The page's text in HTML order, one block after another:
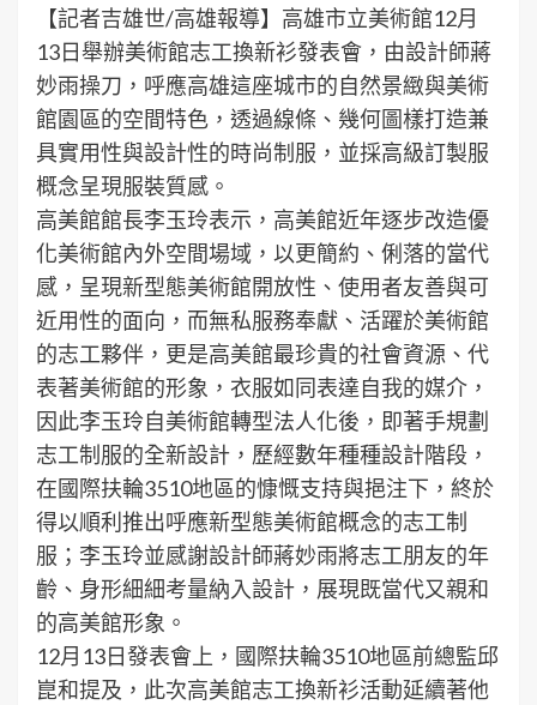
【記者吉雄世/高雄報導】高雄市立美術館12月
13日舉辦美術館志工換新衫發表會，由設計師蔣
妙雨操刀，呼應高雄這座城市的自然景緻與美術
館園區的空間特色，透過線條、幾何圖樣打造兼
具實用性與設計性的時尚制服，並採高級訂製服
概念呈現服裝質感。
高美館館長李玉玲表示，高美館近年逐步改造優
化美術館內外空間場域，以更簡約、俐落的當代
感，呈現新型態美術館開放性、使用者友善與可
近用性的面向，而無私服務奉獻、活躍於美術館
的志工夥伴，更是高美館最珍貴的社會資源、代
表著美術館的形象，衣服如同表達自我的媒介，
因此李玉玲自美術館轉型法人化後，即著手規劃
志工制服的全新設計，歷經數年種種設計階段，
在國際扶輪3510地區的慷慨支持與挹注下，終於
得以順利推出呼應新型態美術館概念的志工制
服；李玉玲並感謝設計師蔣妙雨將志工朋友的年
齡、身形細細考量納入設計，展現既當代又親和
的高美館形象。
12月13日發表會上，國際扶輪3510地區前總監邱
崑和提及，此次高美館志工換新衫活動延續著他